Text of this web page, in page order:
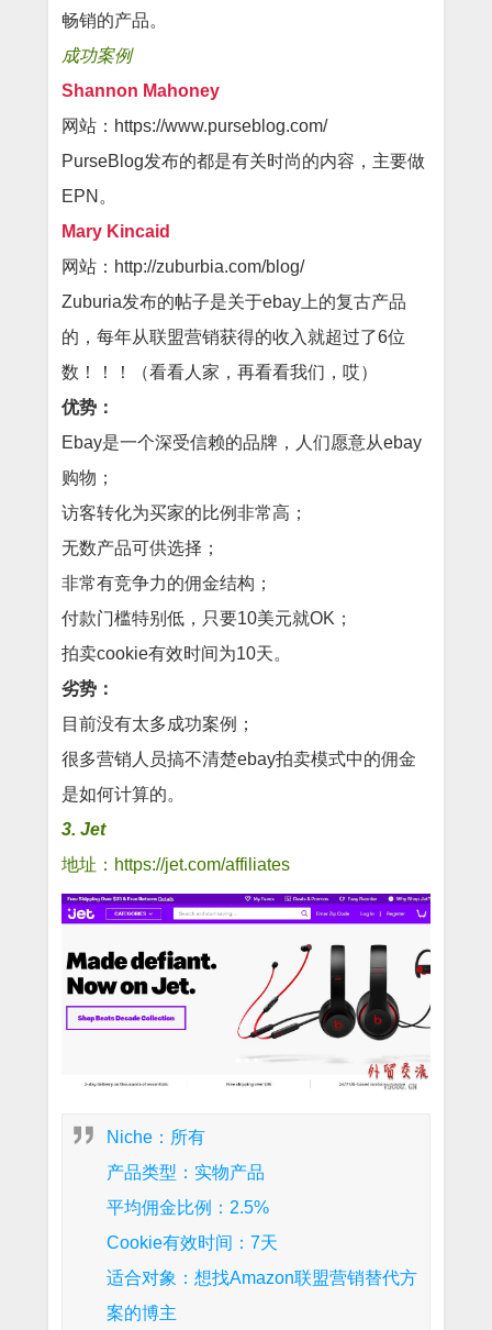
畅销的产品。
成功案例
Shannon Mahoney
网站：https://www.purseblog.com/
PurseBlog发布的都是有关时尚的内容，主要做
EPN。
Mary Kincaid
网站：http://zuburbia.com/blog/
Zuburia发布的帖子是关于ebay上的复古产品
的，每年从联盟营销获得的收入就超过了6位
数！！！（看看人家，再看看我们，哎）
优势：
Ebay是一个深受信赖的品牌，人们愿意从ebay
购物；
访客转化为买家的比例非常高；
无数产品可供选择；
非常有竞争力的佣金结构；
付款门槛特别低，只要10美元就OK；
拍卖cookie有效时间为10天。
劣势：
目前没有太多成功案例；
很多营销人员搞不清楚ebay拍卖模式中的佣金
是如何计算的。
3. Jet
地址：https://jet.com/affiliates
Niche：所有
产品类型：实物产品
平均佣金比例：2.5%
Cookie有效时间：7天
适合对象：想找Amazon联盟营销替代方
案的博主